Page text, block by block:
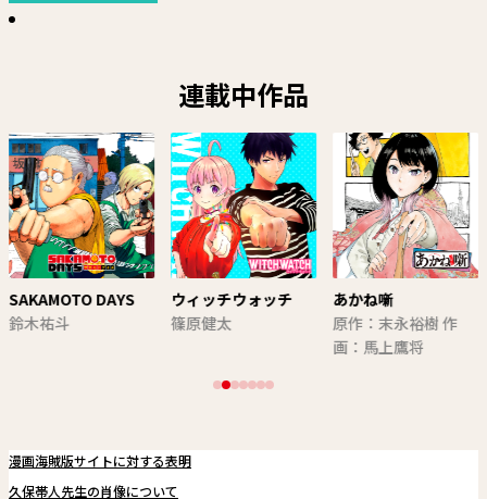
連載中作品
SAKAMOTO DAYS
鈴木祐斗
ウィッチウォッチ
篠原健太
あかね噺
原作：末永裕樹 作
画：馬上鷹将
漫画海賊版サイトに対する表明
久保帯人先生の肖像について